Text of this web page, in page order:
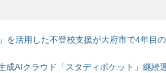
を活用した不登校支援が大府市で4年目
成AIクラウド「スタディポケット」継続